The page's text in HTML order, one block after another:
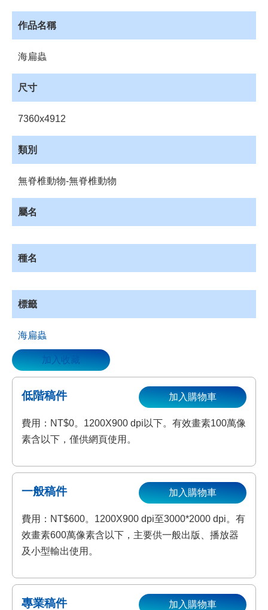
購
物
車
載
資
理
藏
作品名稱
海扁蟲
尺寸
7360x4912
類別
無脊椎動物-無脊椎動物
屬名
種名
標籤
海扁蟲
加入收藏
低階稿件
費用：NT$0。1200X900 dpi以下。有效畫素100萬像
素含以下，僅供網頁使用。
加入購物車
一般稿件
費用：NT$600。1200X900 dpi至3000*2000 dpi。有
效畫素600萬像素含以下，主要供一般出版、播放器
及小型輸出使用。
加入購物車
專業稿件 加入購物車